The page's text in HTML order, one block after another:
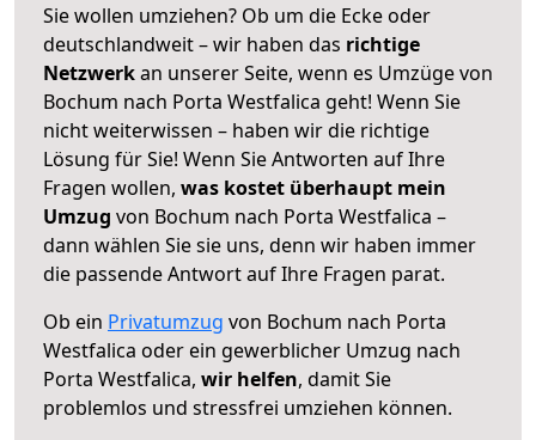
Sie wollen umziehen? Ob um die Ecke oder
deutschlandweit – wir haben das richtige
Netzwerkan unserer Seite, wenn es Umzüge von
Bochum nach Porta Westfalica geht! Wenn Sie
nicht weiterwissen – haben wir die richtige
Lösung für Sie! Wenn Sie Antworten auf Ihre
Fragen wollen, was kostet überhaupt mein
Umzug von Bochum nach Porta Westfalica –
dann wählen Sie sie uns, denn wir haben immer
die passende Antwort auf Ihre Fragen parat.
Ob ein Privatumzug von Bochum nach Porta
Westfalica oder ein gewerblicher Umzug nach
Porta Westfalica, wir helfen, damit Sie
problemlos und stressfrei umziehen können.